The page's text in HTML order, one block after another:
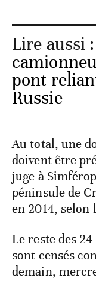
Lire aussi
pont
Russie
Au total, une
doivent être
juge à
péninsule de
en 2014, selon
Le reste des
sont censés
demain,